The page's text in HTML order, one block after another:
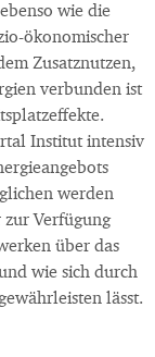
wie die
ökonomischer
Zusatznutzen,
verbunden ist
Institut intensiv
werden
Verfügung
über das
wie sich durch
lässt.